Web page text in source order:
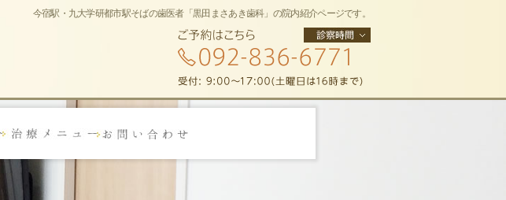
今宿駅・九大学研都市駅そばの歯医者「黒田まさあき歯科」の院内紹介ページです。